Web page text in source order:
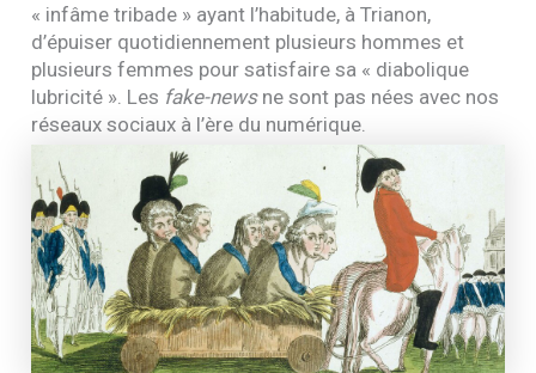
« infâme tribade » ayant l’habitude, à Trianon,
d’épuiser quotidiennement plusieurs hommes et
plusieurs femmes pour satisfaire sa « diabolique
lubricité ». Les fake-newsne sont pas nées avec nos
réseaux sociaux à l’ère du numérique.